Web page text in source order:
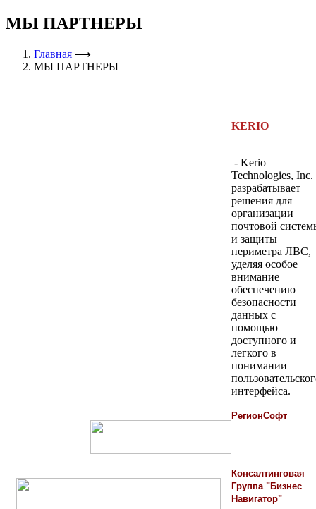
МЫ ПАРТНЕРЫ
Главная ⟶
МЫ ПАРТНЕРЫ
KERIO
- Kerio
Technologies, Inc.
разрабатывает
решения для
организации
почтовой
и защиты
периметра ЛВС,
уделяя особое
внимание
обеспечению
безопасности
данных с
помощью
доступного и
легкого в
понимании
интерфейса.
РегионСофт
Консалтинговая
Группа "Бизнес
Навигатор"